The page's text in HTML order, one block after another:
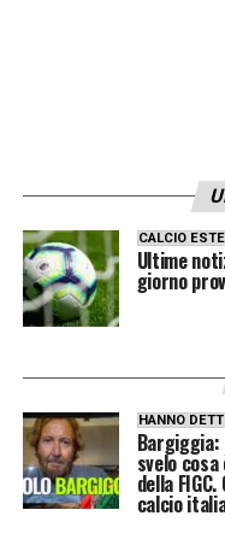
CALCIO
Ultime
giorno
HANNO
Bargiggia:
svelo
della
calcio